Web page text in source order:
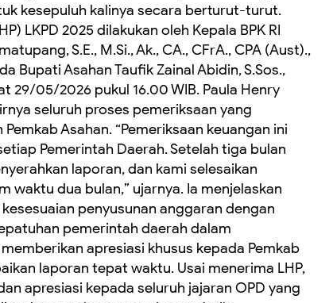
kesepuluh kalinya secara berturut-turut.
LKPD 2025 dilakukan oleh Kepala BPK RI
S.E., M.Si., Ak., CA., CFrA., CPA (Aust).,
Bupati Asahan Taufik Zainal Abidin, S.Sos.,
29/05/2026 pukul 16.00 WIB. Paula Henry
seluruh proses pemeriksaan yang
Asahan. “Pemeriksaan keuangan ini
Pemerintah Daerah. Setelah tiga bulan
laporan, dan kami selesaikan
waktu dua bulan,” ujarnya. Ia menjelaskan
penyusunan anggaran dengan
pemerintah daerah dalam
apresiasi khusus kepada Pemkab
laporan tepat waktu. Usai menerima LHP,
apresiasi kepada seluruh jajaran OPD yang